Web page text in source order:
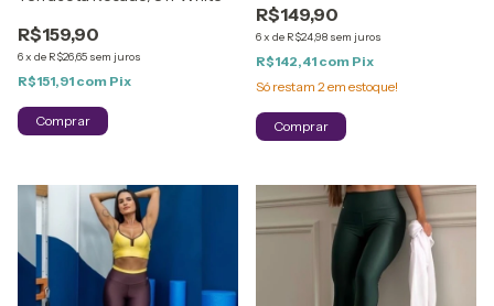
R$159,90
6x de R$26,65 sem juros
R$151,91 com Pix
Comprar
R$149,90
6x de R$24,98 sem juros
R$142,41 com Pix
Só restam 2em estoque!
Comprar